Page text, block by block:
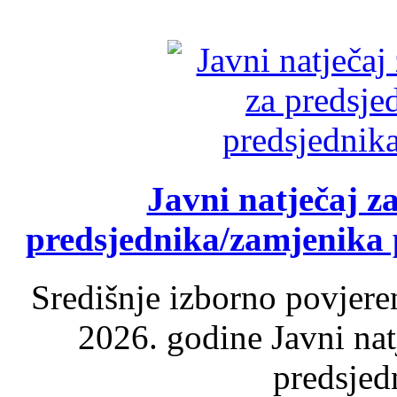
Javni natječaj
predsjednika/
Središnje izborno
2026. godine Javni